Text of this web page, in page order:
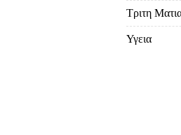
Τριτη
Υγεια